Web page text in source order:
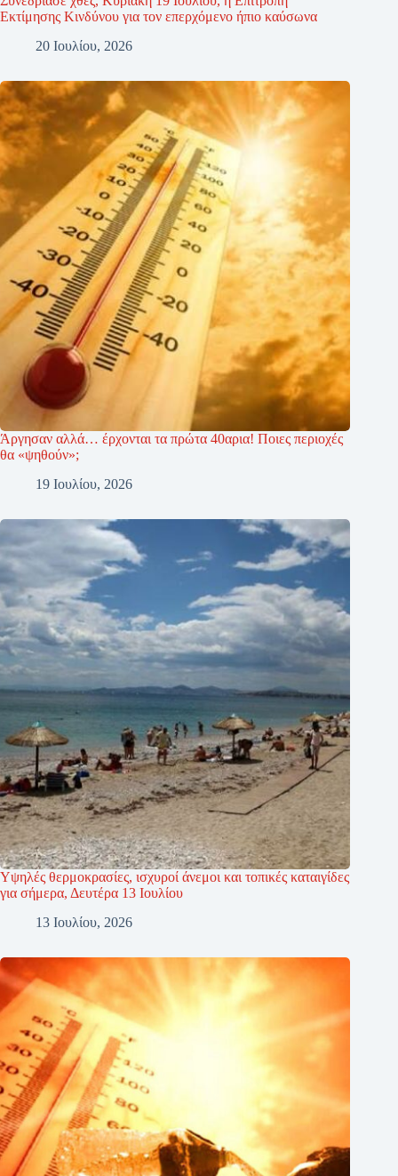
Εκτίμησης Κινδύνου για τον επερχόμενο ήπιο καύσωνα
20 Ιουλίου, 2026
Άργησαν αλλά… έρχονται τα πρώτα 40αρια! Ποιες περιοχές
θα «ψηθούν»;
19 Ιουλίου, 2026
Υψηλές θερμοκρασίες, ισχυροί άνεμοι και τοπικές καταιγίδες
για σήμερα, Δευτέρα 13 Ιουλίου
13 Ιουλίου, 2026